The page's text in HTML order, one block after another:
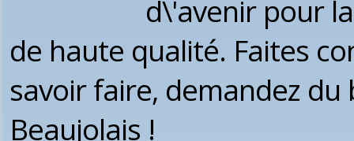
d\'avenir pour
de haute qualité. Faites
savoir faire, demandez
Beaujolais !